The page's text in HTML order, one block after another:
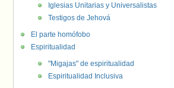
Iglesias Unitarias y Universalistas
Testigos de Jehová
El parte homófobo
Espiritualidad
"Migajas" de espiritualidad
Espiritualidad Inclusiva